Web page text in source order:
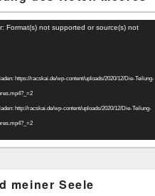
Format(s) not supported or source(s) not
https://racskai.de/wp-content/uploads/2020/12/Die-Teilung-
http://racskai.de/wp-content/uploads/2020/12/Die-Teilung-
meiner Seele